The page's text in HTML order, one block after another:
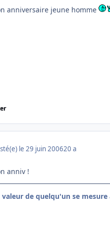
anniversaire jeune homme
le 29 juin 200620 a
anniv !
valeur de quelqu'un se